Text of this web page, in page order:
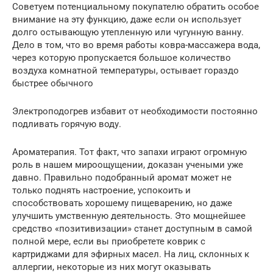
Советуем потенциальному покупателю обратить особое
внимание на эту функцию, даже если он использует
долго остывающую утепленную или чугунную ванну.
Дело в том, что во время работы ковра-массажера вода,
через которую пропускается большое количество
воздуха комнатной температуры, остывает гораздо
быстрее обычного
Электроподогрев избавит от необходимости постоянно
подливать горячую воду.
Ароматерапия. Тот факт, что запахи играют огромную
роль в нашем мироощущении, доказан учеными уже
давно. Правильно подобранный аромат может не
только поднять настроение, успокоить и
способствовать хорошему пищеварению, но даже
улучшить умственную деятельность. Это мощнейшее
средство «позитивизации» станет доступным в самой
полной мере, если вы приобретете коврик с
картриджами для эфирных масел. На лиц, склонных к
аллергии, некоторые из них могут оказывать